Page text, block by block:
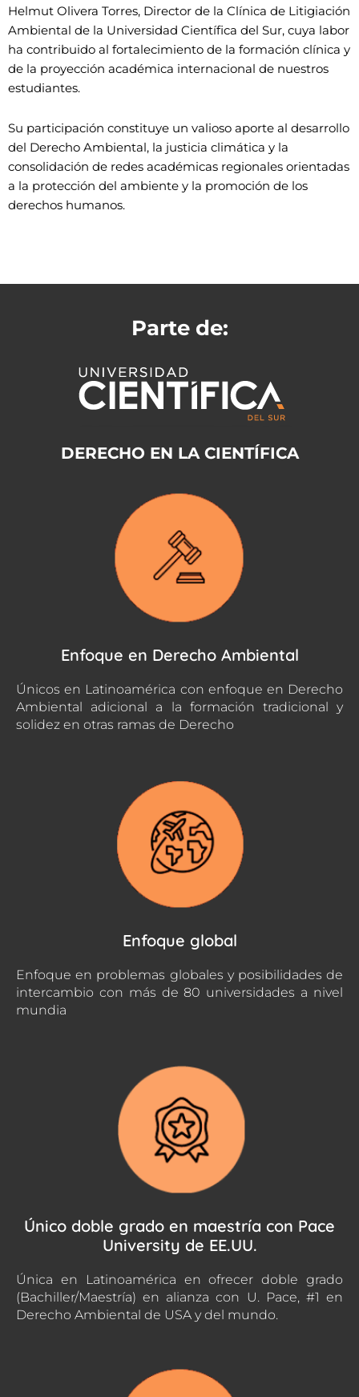
Helmut Olivera Torres, Director de la Clínica de Litigiación
Ambiental de la Universidad Científica del Sur, cuya labor
ha contribuido al fortalecimiento de la formación clínica y
de la proyección académica internacional de nuestros
estudiantes.
Su participación constituye un valioso aporte al desarrollo
del Derecho Ambiental, la justicia climática y la
consolidación de redes académicas regionales orientadas
a la protección del ambiente y la promoción de los
derechos humanos.
Parte de:
DERECHO EN LA CIENTÍFICA
Enfoque en Derecho Ambiental
Únicos en Latinoamérica con enfoque en Derecho
Ambiental adicional a la formación tradicional y
solidez en otras ramas de Derecho
Enfoque global
Enfoque en problemas globales y posibilidades de
intercambio con más de 80 universidades a nivel
mundia
Único doble grado en maestría con Pace
University de EE.UU.
Única en Latinoamérica en ofrecer doble grado
(Bachiller/Maestría) en alianza con U. Pace, #1 en
Derecho Ambiental de USA y del mundo.